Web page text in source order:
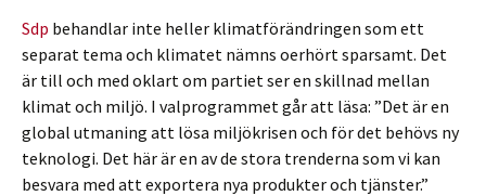
Sdp behandlar inte heller klimatförändringen som ett
separat tema och klimatet nämns oerhört sparsamt. Det
är till och med oklart om partiet ser en skillnad mellan
klimat och miljö. I valprogrammet går att läsa: ”Det är en
global utmaning att lösa miljökrisen och för det behövs ny
teknologi. Det här är en av de stora trenderna som vi kan
besvara med att exportera nya produkter och tjänster.”